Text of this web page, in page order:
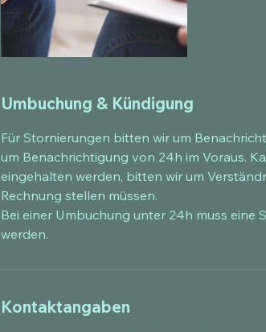
Umbuchung & Kündigung
Für Stornierungen bitten wir um
um Benachrichtigung von 24h im Voraus.
eingehalten werden, bitten wir um
Rechnung stellen müssen.
Bei einer Umbuchung unter 24h muss eine
werden.
Kontaktangaben